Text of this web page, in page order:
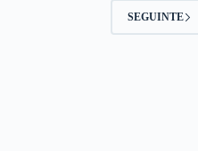
SEGUINTE